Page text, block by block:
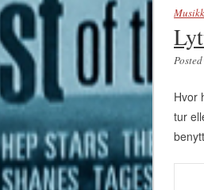
Musikk
Hvor
tur